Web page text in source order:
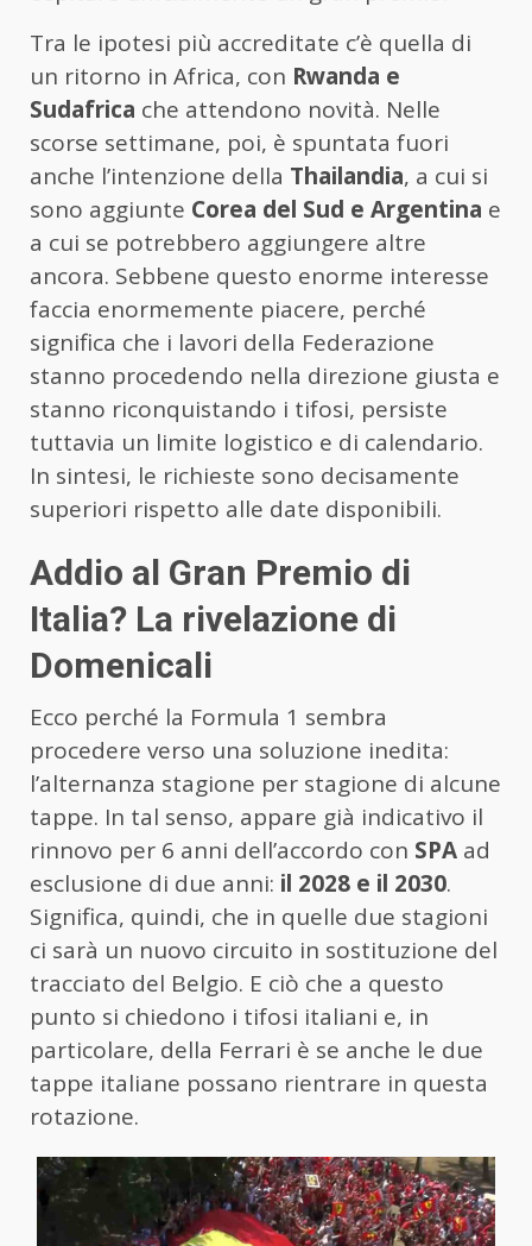
Tra le ipotesi più accreditate c’è quella di
un ritorno in Africa, con Rwanda e
Sudafrica che attendono novità. Nelle
scorse settimane, poi, è spuntata fuori
anche l’intenzione della Thailandia, a cui si
sono aggiunte Corea del Sud e Argentina e
a cui se potrebbero aggiungere altre
ancora. Sebbene questo enorme interesse
faccia enormemente piacere, perché
significa che i lavori della Federazione
stanno procedendo nella direzione giusta e
stanno riconquistando i tifosi, persiste
tuttavia un limite logistico e di calendario.
In sintesi, le richieste sono decisamente
superiori rispetto alle date disponibili.
Addio al Gran Premio di
Italia? La rivelazione di
Domenicali
Ecco perché la Formula 1 sembra
procedere verso una soluzione inedita:
l’alternanza stagione per stagione di alcune
tappe. In tal senso, appare già indicativo il
rinnovo per 6 anni dell’accordo con SPA ad
esclusione di due anni: il 2028 e il 2030.
Significa, quindi, che in quelle due stagioni
ci sarà un nuovo circuito in sostituzione del
tracciato del Belgio. E ciò che a questo
punto si chiedono i tifosi italiani e, in
particolare, della Ferrari è se anche le due
tappe italiane possano rientrare in questa
rotazione.